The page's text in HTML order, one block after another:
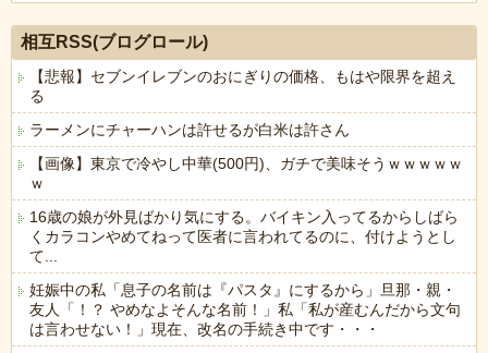
相互RSS(ブログロール)
【悲報】セブンイレブンのおにぎりの価格、もはや限界を超え
る
ラーメンにチャーハンは許せるが白米は許さん
【画像】東京で冷やし中華(500円)、ガチで美味そうｗｗｗｗｗ
ｗ
16歳の娘が外見ばかり気にする。バイキン入ってるからしばら
くカラコンやめてねって医者に言われてるのに、付けようとし
て...
妊娠中の私「息子の名前は『パスタ』にするから」旦那・親・
友人「！？ やめなよそんな名前！」私「私が産むんだから文句
は言わせない！」現在、改名の手続き中です・・・